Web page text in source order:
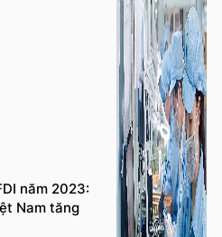
năm 2023:
Nam tăng